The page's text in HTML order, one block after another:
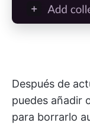
Después de
puedes añadir
para borrarlo